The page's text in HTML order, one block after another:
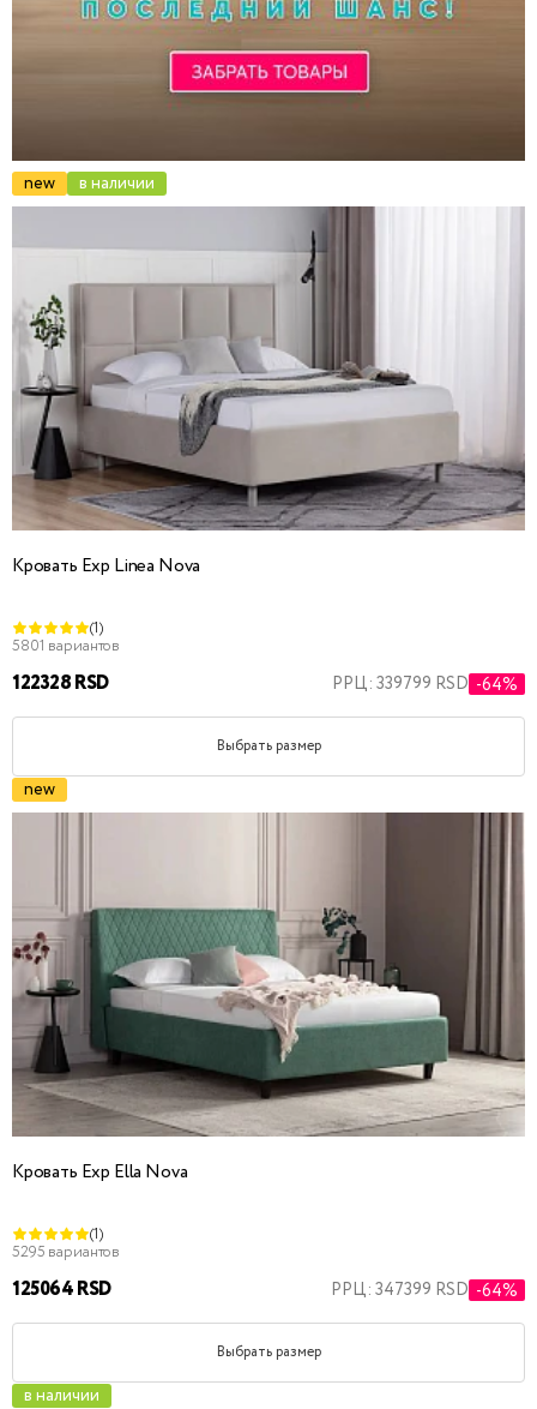
new в наличии
Кровать Exp Linea Nova
(1)
5801 вариантов
122328 RSD РРЦ: 339799 RSD -64%
Выбрать размер
new
Кровать Exp Ella Nova
(1)
5295 вариантов
125064 RSD РРЦ: 347399 RSD -64%
Выбрать размер
в наличии